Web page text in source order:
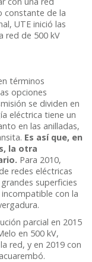
constante de la
UTE inició las
red de 500 kV
términos
opciones
se dividen en
eléctrica tiene un
en las anilladas,
Es así que, en
la otra
Para 2010,
redes eléctricas
superficies
con la
parcial en 2015
en 500 kV,
red, y en 2019 con